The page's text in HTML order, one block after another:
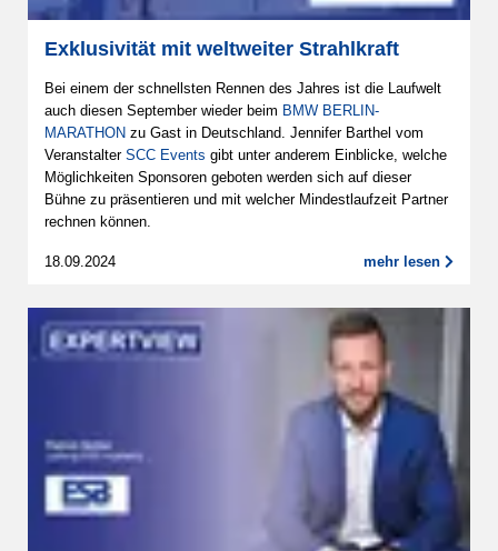
Exklusivität mit weltweiter Strahlkraft
Bei einem der schnellsten Rennen des Jahres ist die Laufwelt
auch diesen September wieder beim BMW BERLIN-
MARATHON zu Gast in Deutschland. Jennifer Barthel vom
Veranstalter SCC Events gibt unter anderem Einblicke, welche
Möglichkeiten Sponsoren geboten werden sich auf dieser
Bühne zu präsentieren und mit welcher Mindestlaufzeit Partner
rechnen können.
18.09.2024 mehr lesen